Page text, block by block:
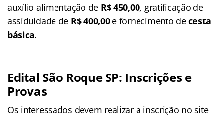
auxílio alimentação de R$ 450,00, gratificação de
assiduidade de R$ 400,00e fornecimento decesta
básica.
Edital São Roque SP: Inscrições e
Provas
Os interessados devem realizar a inscrição no site